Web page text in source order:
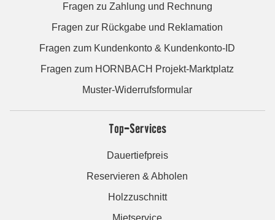
Fragen zu Zahlung und Rechnung
Fragen zur Rückgabe und Reklamation
Fragen zum Kundenkonto & Kundenkonto-ID
Fragen zum HORNBACH Projekt-Marktplatz
Muster-Widerrufsformular
Top-Services
Dauertiefpreis
Reservieren & Abholen
Holzzuschnitt
Mietservice